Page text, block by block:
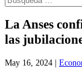
La Anses
las
May 16, 2024